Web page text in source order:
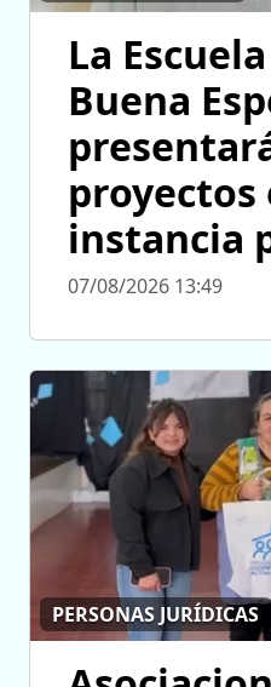
La
Buena
proyectos
instancia
07/08/2026 13:49
PERSONAS JURÍDICAS